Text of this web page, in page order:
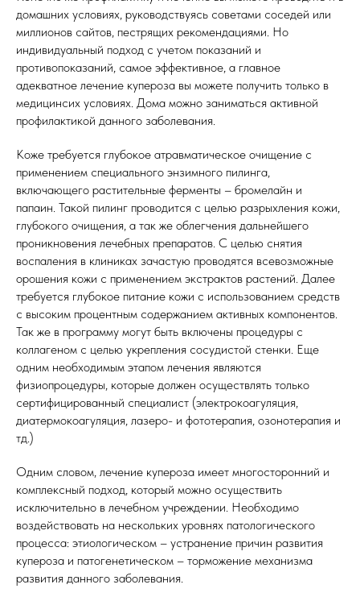
домашних условиях, руководствуясь советами соседей или
миллионов сайтов, пестрящих рекомендациями. Но
индивидуальный подход с учетом показаний и
противопоказаний, самое эффективное, а главное
адекватное лечение купероза вы можете получить только в
медицинсих условиях. Дома можно заниматься активной
профилактикой данного заболевания.
Коже требуется глубокое атравматическое очищение с
применением специального энзимного пилинга,
включающего растительные ферменты – бромелайн и
папаин. Такой пилинг проводится с целью разрыхления кожи,
глубокого очищения, а так же облегчения дальнейшего
проникновения лечебных препаратов. С целью снятия
воспаления в клиниках зачастую проводятся всевозможные
орошения кожи с применением экстрактов растений. Далее
требуется глубокое питание кожи с использованием средств
с высоким процентным содержанием активных компонентов.
Так же в программу могут быть включены процедуры с
коллагеном с целью укрепления сосудистой стенки. Еще
одним необходимым этапом лечения являются
физиопроцедуры, которые должен осуществлять только
сертифицированный специалист (электрокоагуляция,
диатермокоагуляция, лазеро- и фототерапия, озонотерапия и
тд.)
Одним словом, лечение купероза имеет многосторонний и
комплексный подход, который можно осуществить
исключительно в лечебном учреждении. Необходимо
воздействовать на нескольких уровнях патологического
процесса: этиологическом – устранение причин развития
купероза и патогенетическом – торможение механизма
развития данного заболевания.